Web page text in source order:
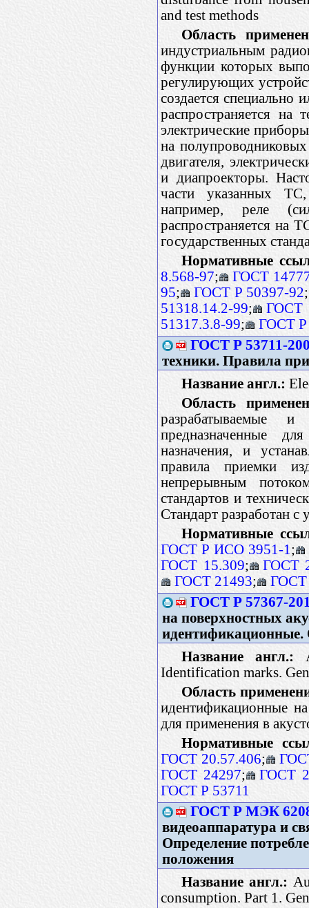
and test methods
Область
индустриальным
функции которых
регулирующих
создается специально
распространяется
электрические
на
двигателя,
и диапроекторы.
части указанных
например, реле
распространяется на
государственных
Нормативные
8.568-97;
ГОСТ
95; ГОСТ Р 50397-92;
51318.14.2-99;
ГОСТ
51317.3.8-99;
ГОСТ Р
ГОСТ Р 53711-
техники. Правила
Название англ.:
Область
разрабатываемые и
предназначенные
назначения, и
правила приемки
непрерывным
стандартов и
Стандарт разработан
Нормативные
ГОСТ Р ИСО 3951-1 ;
ГОСТ 15.309;
ГОСТ
ГОСТ 21493;
ГОСТ
ГОСТ Р 57367-
на поверхностных
идентификационные.
Название англ.:
Identification marks.
Область
идентификационные
для применения в
Нормативные
ГОСТ 20.57.406;
ГОСТ 24297;
ГОСТ
ГОСТ Р 53711
ГОСТ Р МЭК
видеоаппаратура и
Определение
положения
Название англ.:
consumption. Part 1.